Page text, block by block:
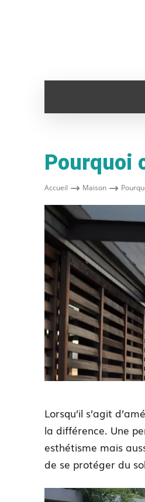
Pourquoi
Accueil Maison
Lorsqu’il s’agit
la différence. Une
esthétisme mais
de se protéger du